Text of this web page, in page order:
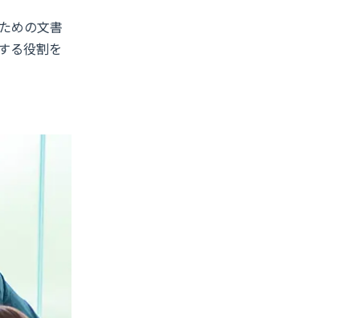
めの文書
る役割を